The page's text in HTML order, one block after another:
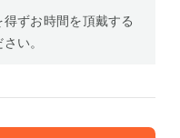
ずお時間を頂戴する
い。